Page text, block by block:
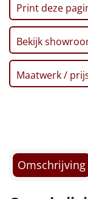
Tas
Wake up light
Borrelplank
Noodradio
Print deze
Bekijk
Maatwerk /
Omschrijving